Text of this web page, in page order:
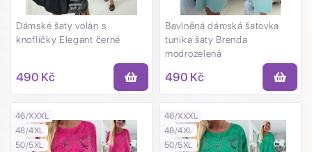
Dámské šaty volán s
knoflíčky Elegant černé
490 Kč
Bavlněná dámská šatovka
tunika šaty Brenda
modrozelená
490 Kč
46/XXXL
48/4XL
50/5XL
46/XXXL
48/4XL
50/5XL